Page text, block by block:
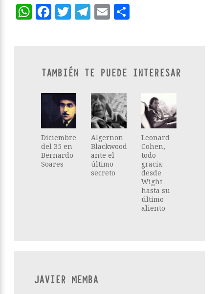
WhatsApp
Facebook
Twitter
Telegram
Email
TAMBIÉN TE PUEDE INTERESAR
Diciembre
del 35 en
Bernardo
Soares
Algernon
Blackwood
ante el
último
secreto
Leonard
Cohen,
todo
gracia:
desde
Wight
hasta su
último
aliento
JAVIER MEMBA